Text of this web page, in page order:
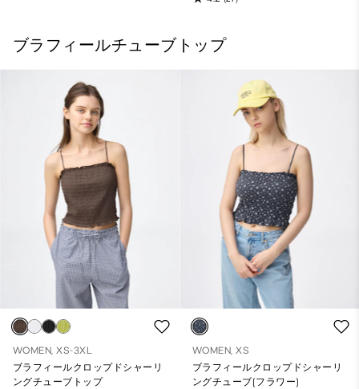
ブラフィールチューブトップ
WOMEN, XS-3XL
ブラフィールクロップドシャーリ
ングチューブトップ
WOMEN, XS
ブラフィールクロップドシャーリ
ングチューブ(フラワー)